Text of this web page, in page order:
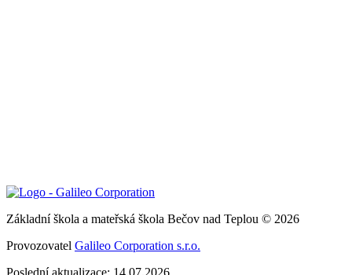
Základní škola a mateřská škola Bečov nad Teplou © 2026
Provozovatel Galileo Corporation s.r.o.
Poslední aktualizace: 14.07.2026